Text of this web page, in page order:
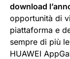
download
opportunità di
piattaforma e
sempre di più
HUAWEI